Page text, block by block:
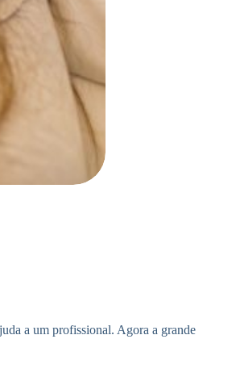
a um profissional. Agora a grande